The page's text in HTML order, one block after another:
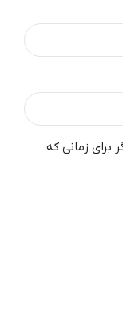
برای زمانی که